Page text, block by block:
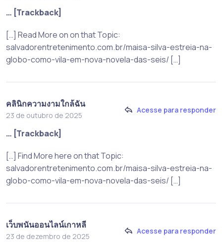
… [Trackback]
[…] Read More on on that Topic:
salvadorentretenimento.com.br/maisa-silva-estreia-na-
globo-como-vila-em-nova-novela-das-seis/ […]
คลินิกความงามใกล้ฉัน
23 de outubro de 2025
Acesse para responder
… [Trackback]
[…] Find More here on that Topic:
salvadorentretenimento.com.br/maisa-silva-estreia-na-
globo-como-vila-em-nova-novela-das-seis/ […]
เว็บพนันออนไลน์เกาหลี
23 de dezembro de 2025
Acesse para responder